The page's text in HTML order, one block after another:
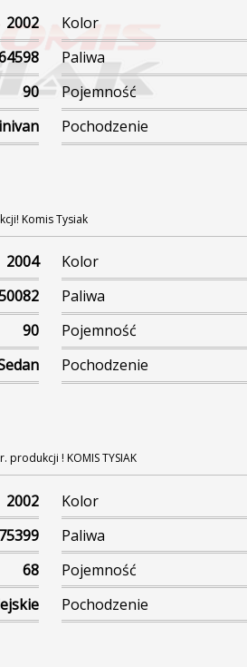
2002 Kolor
Paliwa
90 Pojemność
Pochodzenie
Komis Tysiak
2004 Kolor
Paliwa
90 Pojemność
Pochodzenie
produkcji ! KOMIS TYSIAK
2002 Kolor
Paliwa
68 Pojemność
Pochodzenie